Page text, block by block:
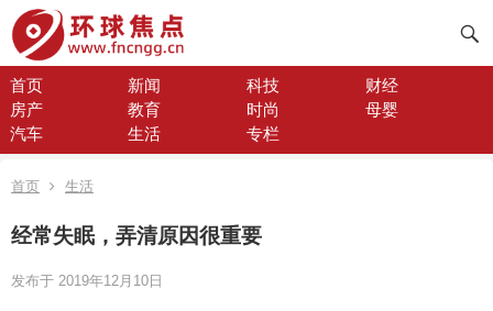
首页 新闻 科技
财经
房产
教育 时尚
母婴
汽车
生活 专栏
首页 生活
经常失眠，弄清原因很重要
发布于 2019年12月10日